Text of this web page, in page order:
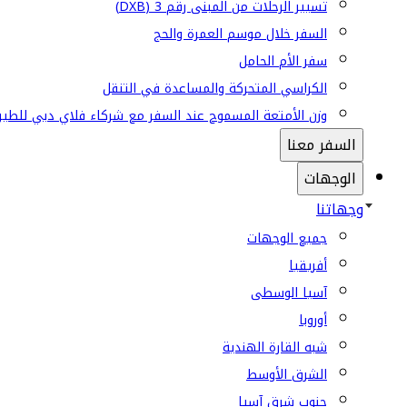
تسيير الرحلات من المبنى رقم 3 (DXB)
السفر خلال موسم العمرة والحج
سفر الأم الحامل
الكراسي المتحركة والمساعدة في التنقل
وزن الأمتعة المسموح عند السفر مع شركاء فلاي دبي
السفر معنا
الوجهات
وجهاتنا
جميع الوجهات
أفريقيا
آسيا الوسطى
أوروبا
شبه القارة الهندية
الشرق الأوسط
جنوب شرق آسيا